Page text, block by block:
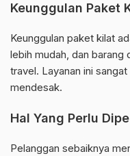
Keunggulan Paket
Keunggulan paket kilat
lebih mudah, dan barang
travel. Layanan ini
mendesak.
Hal Yang Perlu
Pelanggan sebaiknya